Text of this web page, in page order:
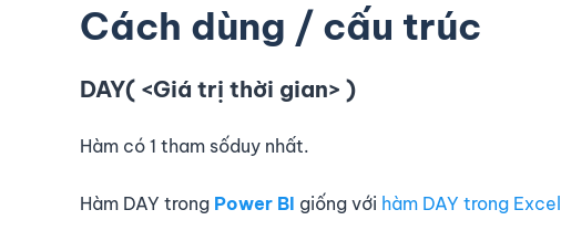
Cách dùng / cấu trúc
DAY( <Giá trị thời gian> )
Hàm có 1 tham sốduy nhất.
Hàm DAY trong Power BI giống với hàm DAY trong Excel